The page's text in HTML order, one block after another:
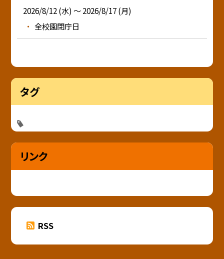
2026/8/12 (水) ～ 2026/8/17 (月)
全校園閉庁日
タグ
リンク
RSS